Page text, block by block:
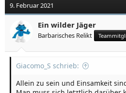
9. Februar 2021
Ein wilder Jäger
Barbarisches Relikt
Giacomo_S schrieb:
Allein zu sein und Einsamkeit